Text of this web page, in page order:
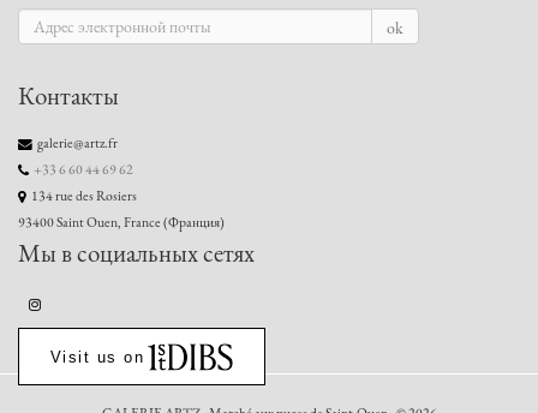
ok
Контакты
galerie@artz.fr
+33 6 60 44 69 62
134 rue des Rosiers
93400 Saint Ouen, France (Франция)
Мы в социальных сетях
Visit us on